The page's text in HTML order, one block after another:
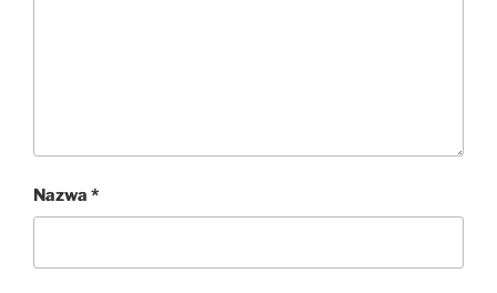
Nazwa *